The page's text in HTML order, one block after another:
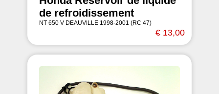
de refroidissement
NT 650 V DEAUVILLE 1998-2001 (RC 47)
€ 13,00